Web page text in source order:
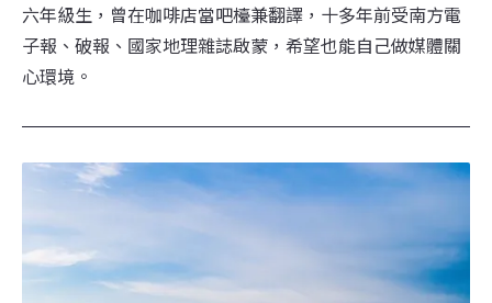
六年級生，曾在咖啡店當吧檯兼翻譯，十多年前受南方電
子報、破報、國家地理雜誌啟蒙，希望也能自己做媒體關
心環境。